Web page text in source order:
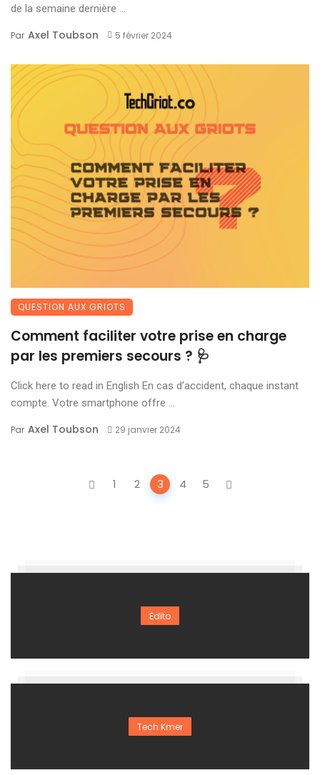
de la semaine dernière ...
Par Axel Toubson 5 février 2024
QUESTION AUX GRIOTS
Comment faciliter votre prise en charge
par les premiers secours ? 🩺
Click here to read in English En cas d’accident, chaque instant
compte. Votre smartphone offre ...
Par Axel Toubson 29 janvier 2024
1 2 3 4 5
Edito
Tech Kmer